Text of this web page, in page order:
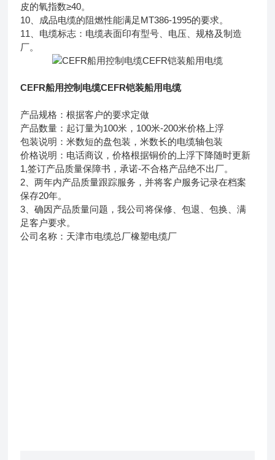
皮的氧指数≥40。
10、成品电缆的阻燃性能满足MT386-1995的要求。
11、电缆标志：电缆表面印有型号、电压、规格及制造
厂。
CEFR船用控制电缆CEFR铠装船用电缆
产品规格：根据客户的要求定做
产品数量：起订量为100米，100米-200米价格上浮
包装说明：米数短的盘包装，米数长的电缆轴包装
价格说明：电话商议，价格根据铜价的上浮下降随时更新
1,签订产品质量保障书，承诺-不合格产品绝不出厂。
2、两年内产品质量跟踪服务，并将客户服务记录在档案
保存20年。
3、确因产品质量问题，我公司将保修、包退、包换、满
足客户要求。
公司名称：天津市电缆总厂橡塑电缆厂